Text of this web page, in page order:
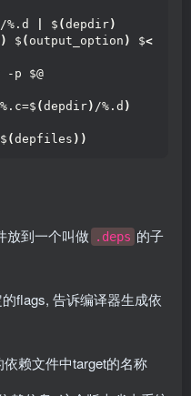
/%.d $ (depdir)
) $ ( output_option ) $<
-p $@
(depdir) /%.d )
(depfiles ))
放到一个叫做 .deps 的子
flags, 告诉编译器生成依
赖文件中target的名称